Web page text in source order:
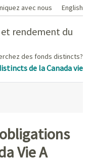
avec nous English
rendement du
des fonds distincts?
de la Canada vie
Vie A